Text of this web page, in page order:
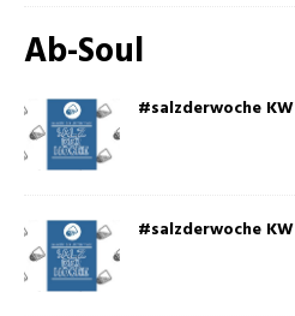
Ab-Soul
#salzderwoche
#salzderwoche